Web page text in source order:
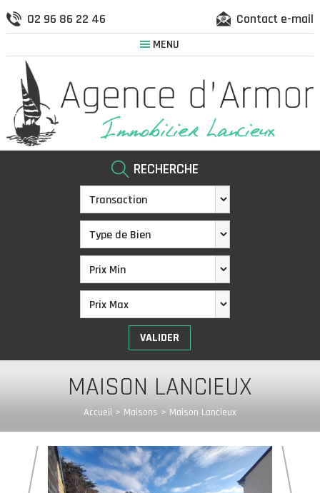
02 96 86 22 46 Contact e-mail
MENU
RECHERCHE
MAISON LANCIEUX
Accueil > Maisons > Maison Lancieux